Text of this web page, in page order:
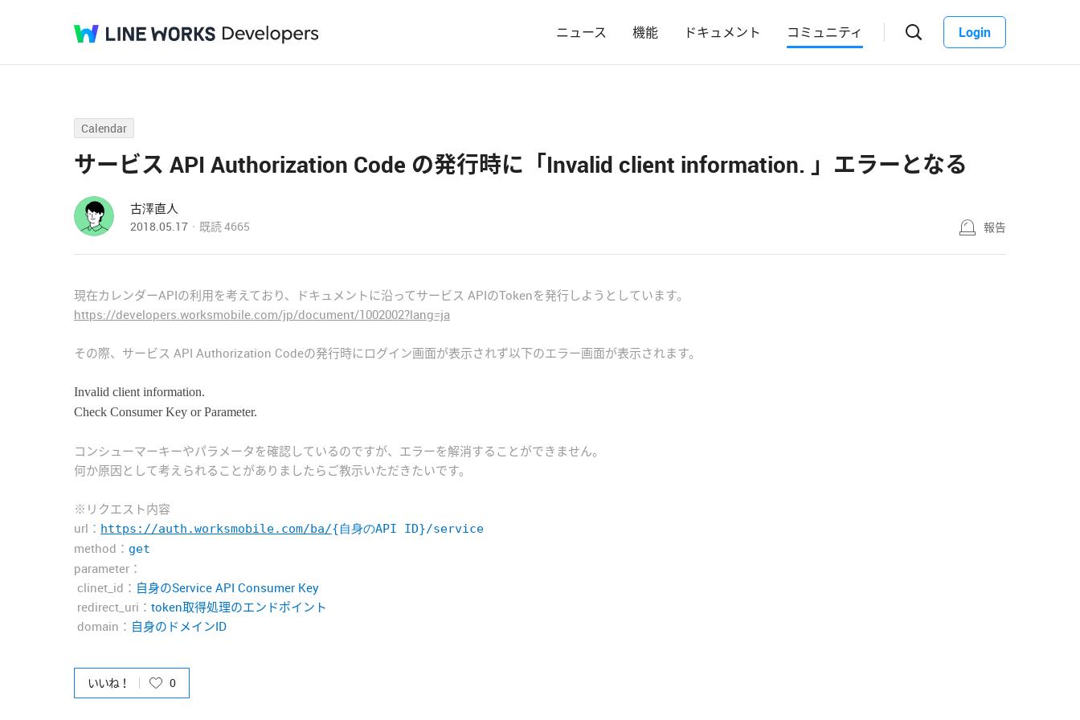
ニュース 機能 ドキュメント コミュニティ Login
Calendar
サービス API Authorization Code の発行時に「Invalid client information. 」エラーとなる
古澤直人
2018.05.17 既読4665 報告
現在カレンダーAPIの利用を考えており、ドキュメントに沿ってサービス APIのTokenを発行しようとしています。
https://developers.worksmobile.com/jp/document/1002002?lang=ja
その際、サービス API Authorization Codeの発行時にログイン画面が表示されず以下のエラー画面が表示されます。
Invalid client information.
Check Consumer Key or Parameter.
コンシューマーキーやパラメータを確認しているのですが、エラーを解消することができません。
何か原因として考えられることがありましたらご教示いただきたいです。
※リクエスト内容
url： https://auth.worksmobile.com/ba/{自身のAPI ID}/service
method： get
parameter：
clinet_id： 自身のService API Consumer Key
redirect_uri： token取得処理のエンドポイント
domain： 自身のドメインID
いいね！ 0